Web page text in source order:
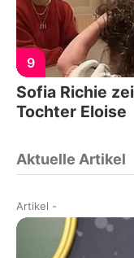
9
Sofia Richie
Tochter Eloise
Aktuelle Artikel
Artikel -